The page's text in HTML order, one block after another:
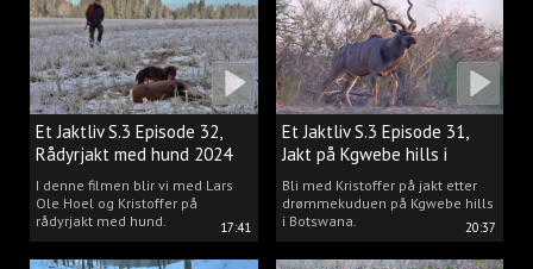
17:41
Et Jaktliv S.3 Episode 32,
Rådyrjakt med hund 2024
I denne filmen blir vi med Lars
Ole Hoel og Kristoffer på
rådyrjakt med hund.
20:37
Et Jaktliv S.3 Episode 31,
Jakt på Kgwebe hills i
Botswana
Bli med Kristoffer på jakt etter
drømmekuduen på Kgwebe hills
i Botswana.